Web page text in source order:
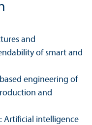
and
of smart and
engineering of
and
Artificial intelligence